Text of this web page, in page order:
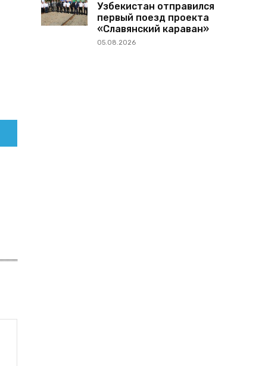
Узбекистан отправился
первый поезд проекта
«Славянский караван»
05.08.2026